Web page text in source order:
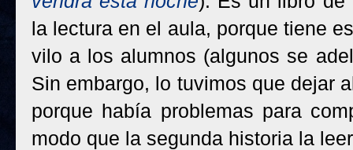
la lectura en el aula, porque tiene
vilo a los alumnos (algunos se
Sin embargo, lo tuvimos que dejar
porque había problemas para
modo que la segunda historia la